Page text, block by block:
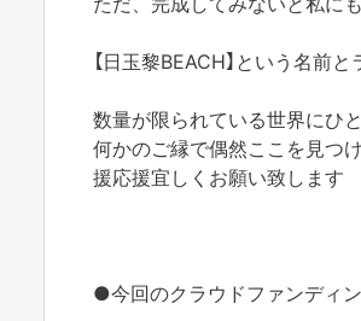
【日玉黎BEACH】という名前
数量が限られている世界にひ
何かのご縁で偶然ここを見つ
援応援宜しくお願い致します
●今回のクラウドファンディ